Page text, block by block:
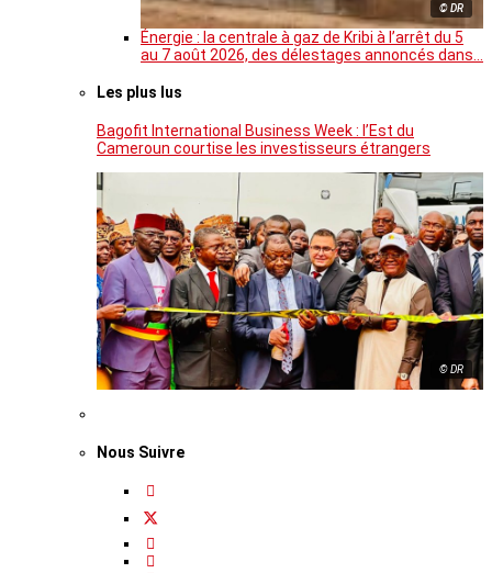
© DR
Énergie : la centrale à gaz de Kribi à l’arrêt du 5
au 7 août 2026, des délestages annoncés dans…
Les plus lus
Bagofit International Business Week : l’Est du
Cameroun courtise les investisseurs étrangers
© DR
Nous Suivre